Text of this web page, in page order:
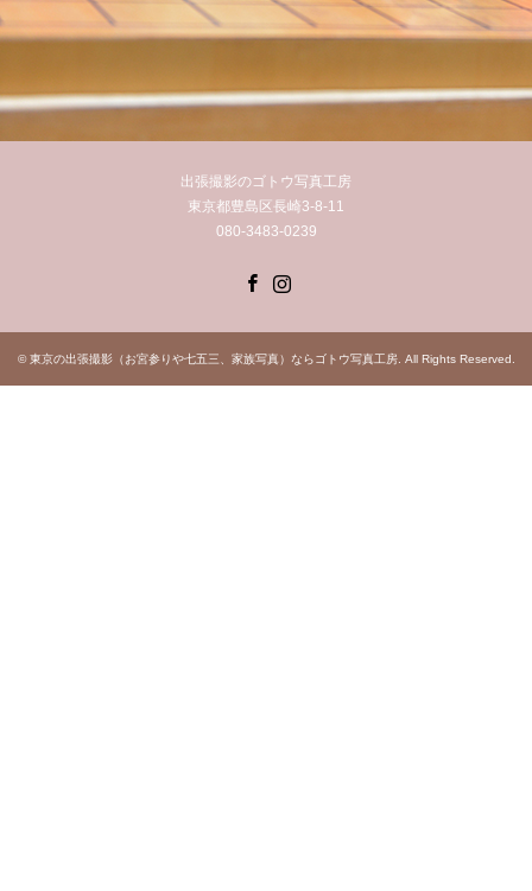
出張撮影のゴトウ写真工房
東京都豊島区長崎3-8-11
080-3483-0239
©東京の出張撮影（お宮参りや七五三、家族写真）ならゴトウ写真工房. All Rights Reserved.